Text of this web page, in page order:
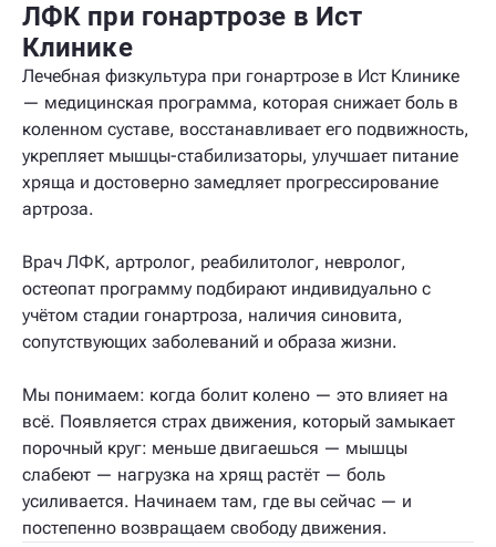
ЛФК при гонартрозе в Ист
Клинике
Лечебная физкультура при гонартрозе в Ист Клинике
— медицинская программа, которая снижает боль в
коленном суставе, восстанавливает его подвижность,
укрепляет мышцы-стабилизаторы, улучшает питание
хряща и достоверно замедляет прогрессирование
артроза.
Врач ЛФК, артролог, реабилитолог, невролог,
остеопат программу подбирают индивидуально с
учётом стадии гонартроза, наличия синовита,
сопутствующих заболеваний и образа жизни.
Мы понимаем: когда болит колено — это влияет на
всё. Появляется страх движения, который замыкает
порочный круг: меньше двигаешься — мышцы
слабеют — нагрузка на хрящ растёт — боль
усиливается. Начинаем там, где вы сейчас — и
постепенно возвращаем свободу движения.